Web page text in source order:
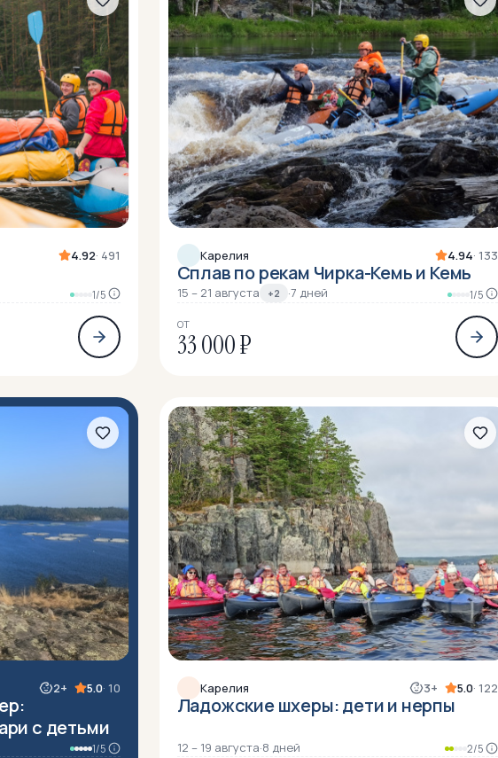
4.92· 491
1/5
Карелия 4.94· 133
Сплав по рекам Чирка-Кемь и Кемь
15 – 21 августа +2 ·7 дней 1/5
ОТ
33 000 ₽
2+ 5.0· 10
с детьми
1/5
Карелия 3+ 5.0· 122
Ладожские шхеры: дети и нерпы
12 – 19 августа·8 дней 2/5